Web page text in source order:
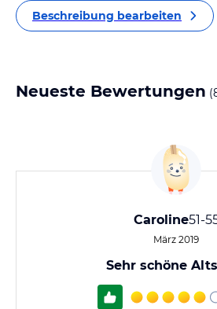
Beschreibung bearbeiten
Neueste Bewertungen
Caroline51-
März 2019
Sehr schöne